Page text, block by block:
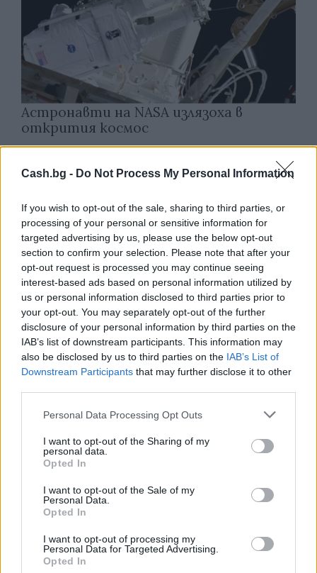
Cash.bg - Do Not Process My Personal Information
If you wish to opt-out of the sale, sharing to third parties, or
processing of your personal or sensitive information for
targeted advertising by us, please use the below opt-out
section to confirm your selection. Please note that after your
opt-out request is processed you may continue seeing
interest-based ads based on personal information utilized by
us or personal information disclosed to third parties prior to
your opt-out. You may separately opt-out of the further
disclosure of your personal information by third parties on the
IAB’s list of downstream participants. This information may
also be disclosed by us to third parties on the IAB’s List of
Downstream Participants that may further disclose it to other
Personal Data Processing Opt Outs
I want to opt-out of the Sharing of my
personal data.
Opted In
I want to opt-out of the Sale of my
Personal Data.
Opted In
I want to opt-out of processing my
Personal Data for Targeted Advertising.
Opted In
Астронавти на NASA излязоха в
открития космос
07.08.2026 / 15:00
Франция ще забрани рекламните
обаждания без съгласието на